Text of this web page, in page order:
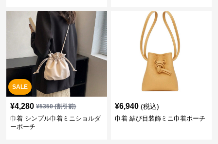
SALE
¥4,280 ¥5350(割引前)
巾着 シンプル巾着ミニショルダ
ーポーチ
¥6,940 (税込)
巾着 結び目装飾ミニ巾着ポーチ